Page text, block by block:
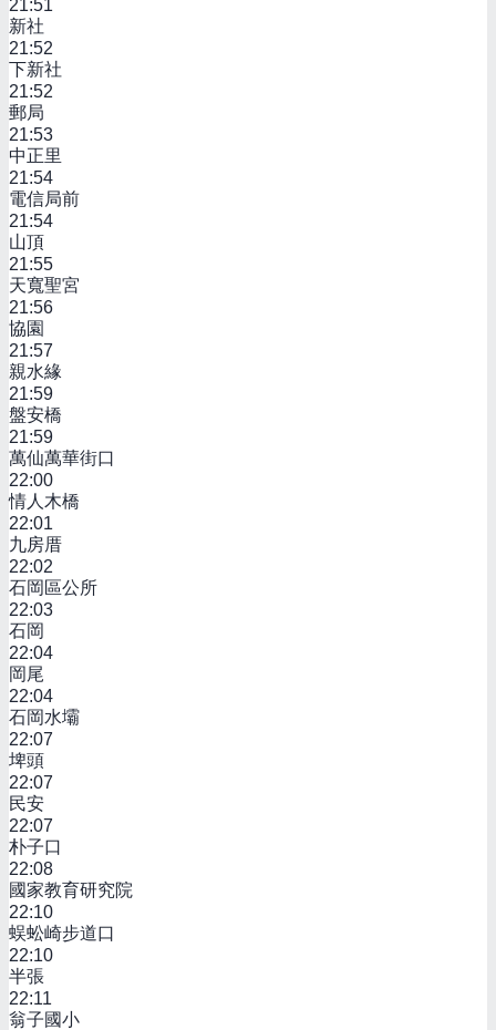
21:51
新社
21:52
下新社
21:52
郵局
21:53
中正里
21:54
電信局前
21:54
山頂
21:55
天寬聖宮
21:56
協園
21:57
親水緣
21:59
盤安橋
21:59
萬仙萬華街口
22:00
情人木橋
22:01
九房厝
22:02
石岡區公所
22:03
石岡
22:04
岡尾
22:04
石岡水壩
22:07
埤頭
22:07
民安
22:07
朴子口
22:08
國家教育研究院
22:10
蜈蚣崎步道口
22:10
半張
22:11
翁子國小